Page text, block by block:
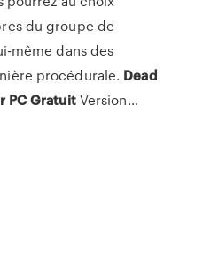
du groupe de
même dans des
procédurale. Dead
PCGratuitVersion…